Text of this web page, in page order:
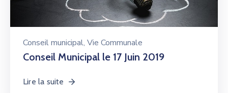
Conseil municipal‚ Vie Communale
Conseil Municipal le 17 Juin 2019
Lire la suite